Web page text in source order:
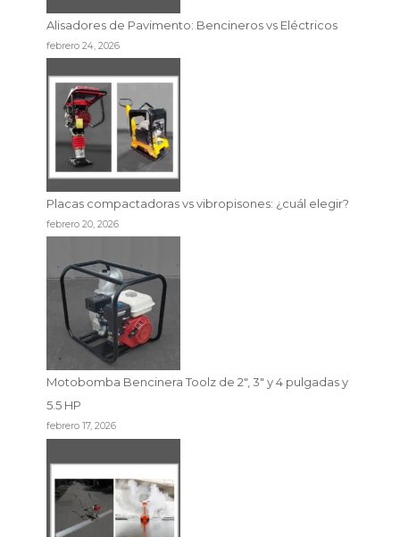
Alisadores de Pavimento: Bencineros vs Eléctricos
febrero 24, 2026
Placas compactadoras vs vibropisones: ¿cuál elegir?
febrero 20, 2026
Motobomba Bencinera Toolz de 2″, 3″ y 4 pulgadas y
5.5 HP
febrero 17, 2026